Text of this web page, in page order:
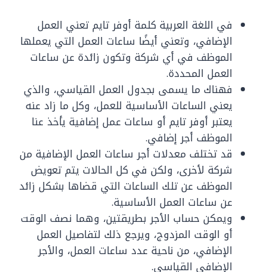
في اللغة العربية كلمة أوفر تايم تعني العمل
الإضافي، وتعني أيضًا ساعات العمل التي يعملها
الموظف في أي شركة وتكون زائدة عن ساعات
العمل المحددة.
فهناك ما يسمى بجدول العمل القياسي، والذي
يعني الساعات الأساسية للعمل، وكل ما زاد عنه
يعتبر أوفر تايم أو ساعات عمل إضافية يأخذ عنا
الموظف أجر إضافي.
قد تختلف معدلات أجر ساعات العمل الإضافية من
شركة لأخرى، ولكن في كل الحالات يتم تعويض
الموظف عن تلك الساعات التي قضاها بشكل زائد
عن ساعات العمل الأساسية.
ويمكن حساب الأجر بطريقتين، وهما نصف الوقت
أو الوقت المزدوج، ويرجع ذلك لتفاصيل العمل
الإضافي، من ناحية عدد ساعات العمل، والأجر
الإضافي القياسي.